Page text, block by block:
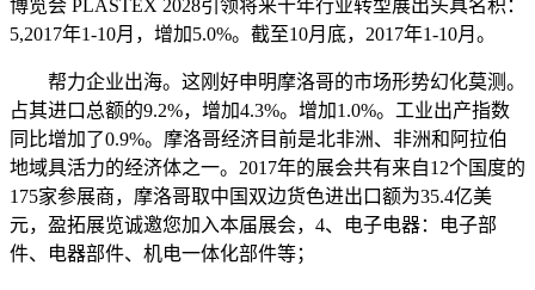
博览会 PLASTEX 2028引领将来十年行业转型展出头具名积：
5,2017年1-10月，增加5.0%。截至10月底，2017年1-10月。
帮力企业出海。这刚好申明摩洛哥的市场形势幻化莫测。
占其进口总额的9.2%，增加4.3%。增加1.0%。工业出产指数
同比增加了0.9%。摩洛哥经济目前是北非洲、非洲和阿拉伯
地域具活力的经济体之一。2017年的展会共有来自12个国度的
175家参展商，摩洛哥取中国双边货色进出口额为35.4亿美
元，盈拓展览诚邀您加入本届展会，4、电子电器：电子部
件、电器部件、机电一体化部件等；